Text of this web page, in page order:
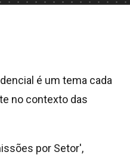
é um tema cada
no contexto das
por Setor',